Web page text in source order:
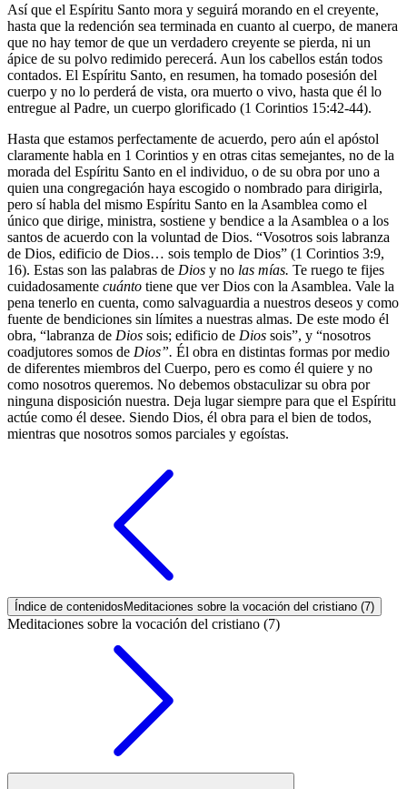
Así que el Espíritu Santo mora y seguirá morando en el creyente,
hasta que la redención sea terminada en cuanto al cuerpo, de manera
que no hay temor de que un verdadero creyente se pierda, ni un
ápice de su polvo redimido perecerá. Aun los cabellos están todos
contados. El Espíritu Santo, en resumen, ha tomado posesión del
cuerpo y no lo perderá de vista, ora muerto o vivo, hasta que él lo
entregue al Padre, un cuerpo glorificado (1 Corintios 15:42-44).
Hasta que estamos perfectamente de acuerdo, pero aún el apóstol
claramente habla en 1 Corintios y en otras citas semejantes, no de la
morada del Espíritu Santo en el individuo, o de su obra por uno a
quien una congregación haya escogido o nombrado para dirigirla,
pero sí habla del mismo Espíritu Santo en la Asamblea como el
único que dirige, ministra, sostiene y bendice a la Asamblea o a los
santos de acuerdo con la voluntad de Dios. “Vosotros sois labranza
de Dios, edificio de Dios… sois templo de Dios” (1 Corintios 3:9,
16). Estas son las palabras de Dios y no las mías. Te ruego te fijes
cuidadosamente cuánto tiene que ver Dios con la Asamblea. Vale la
pena tenerlo en cuenta, como salvaguardia a nuestros deseos y como
fuente de bendiciones sin límites a nuestras almas. De este modo él
obra, “labranza de Dios sois; edificio de Dios sois”, y “nosotros
coadjutores somos de Dios”. Él obra en distintas formas por medio
de diferentes miembros del Cuerpo, pero es como él quiere y no
como nosotros queremos. No debemos obstaculizar su obra por
ninguna disposición nuestra. Deja lugar siempre para que el Espíritu
actúe como él desee. Siendo Dios, él obra para el bien de todos,
mientras que nosotros somos parciales y egoístas.
Índice de contenidos Meditaciones sobre la vocación del cristiano (7)
Meditaciones sobre la vocación del cristiano (7)